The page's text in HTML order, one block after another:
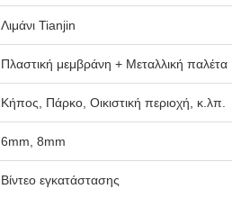
Λιμάνι Tianjin
Πλαστική μεμβράνη + Μεταλλική παλέτα
Κήπος, Πάρκο, Οικιστική περιοχή, κ.λπ.
6mm, 8mm
Βίντεο εγκατάστασης